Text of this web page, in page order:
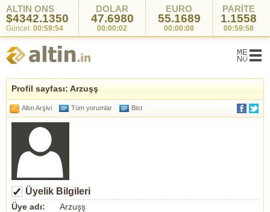
ALTIN ONS
$4342.1350
Güncel: 00:59:54
DOLAR
47.6980
00:00:02
EURO
55.1689
00:00:08
PARİTE
1.1558
00:59:58
Profil sayfası: Arzuşş
Altın Arşivi Tüm yorumlar Bist
Üyelik Bilgileri
Üye adı:
Arzuşş